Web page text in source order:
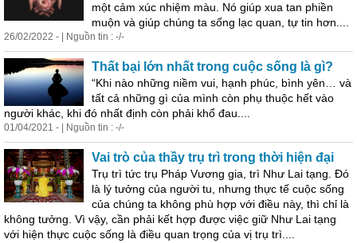
một cảm xúc nhiệm màu. Nó giúp xua tan phiền
muộn và giúp chúng ta sống lạc quan, tự tin hơn....
26/02/2022 - | Nguồn tin : -/-
Thất bại lớn nhất trong cuộc sống là gì?
“Khi nào những niềm vui, hạnh phúc, bình yên… và
tất cả những gì của mình còn phụ thuộc hết vào
người khác, khi đó nhất định còn phải khổ đau....
01/04/2021 - | Nguồn tin : -/-
Vai trò của thầy trụ trì trong thời hiện đại
Trụ trì tức trụ Pháp Vương gia, trì Như Lai tạng. Đó
là lý tưởng của người tu, nhưng thực tế cuộc sống
của chúng ta không phù hợp với điều này, thì chỉ là
không tưởng. Vì vậy, cần phải kết hợp được việc giữ Như Lai tạng
với hiện thực cuộc sống là điều quan trọng của vị trụ trì....